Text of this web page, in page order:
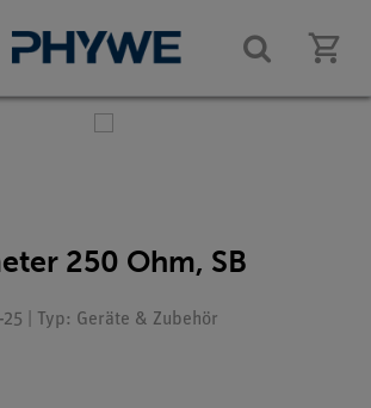
250 Ohm, SB
| Typ: Geräte & Zubehör